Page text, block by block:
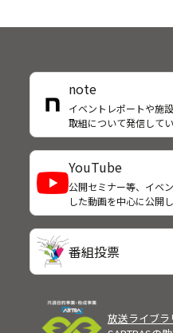
note
イベントレポートや施
取組について発信して
YouTube
公開セミナー等、イベ
した動画を中心に公開
番組投票
放送ライブラ